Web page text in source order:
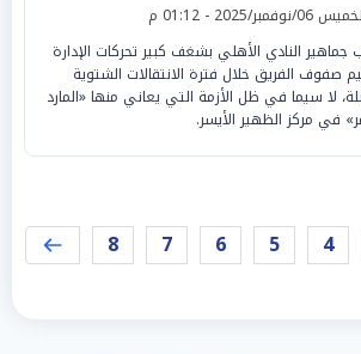
06/نوفمبر/2025 - 01:12 م
جماهير النادي الأهلي بشغف كبير تحركات الإدارة
صفوف الفريق خلال فترة الانتقالات الشتوية
لا سيما في ظل الأزمة التي يعاني منها «المارد
في مركز الظهير الأيسر.
4
5
6
7
8